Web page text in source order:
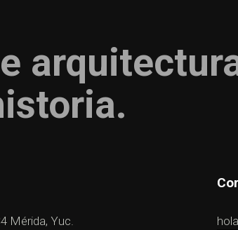
Mérida, Yuc.